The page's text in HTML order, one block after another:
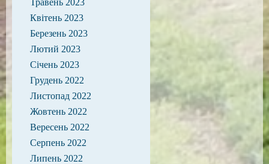
Травень 2023
Квітень 2023
Березень 2023
Лютий 2023
Січень 2023
Грудень 2022
Листопад 2022
Жовтень 2022
Вересень 2022
Серпень 2022
Липень 2022